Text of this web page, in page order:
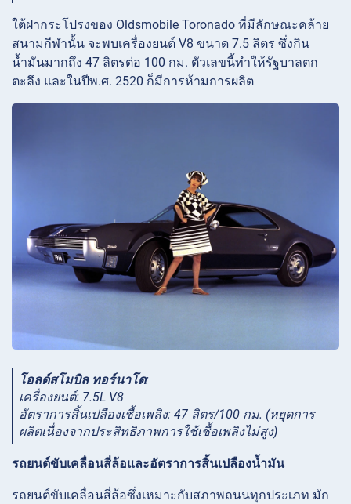
ใต้ฝากระโปรงของ Oldsmobile Toronado ที่มีลักษณะคล้าย
สนามกีฬานั้น จะพบเครื่องยนต์ V8 ขนาด 7.5 ลิตร ซึ่งกิน
น้ำมันมากถึง 47 ลิตรต่อ 100 กม. ตัวเลขนี้ทำให้รัฐบาลตก
ตะลึง และในปีพ.ศ. 2520 ก็มีการห้ามการผลิต
โอลด์สโมบิล ทอร์นาโด:
เครื่องยนต์: 7.5L V8
อัตราการสิ้นเปลืองเชื้อเพลิง: 47 ลิตร/100 กม. (หยุดการ
ผลิตเนื่องจากประสิทธิภาพการใช้เชื้อเพลิงไม่สูง)
รถยนต์ขับเคลื่อนสี่ล้อและอัตราการสิ้นเปลืองน้ำมัน
รถยนต์ขับเคลื่อนสี่ล้อซึ่งเหมาะกับสภาพถนนทุกประเภท มัก